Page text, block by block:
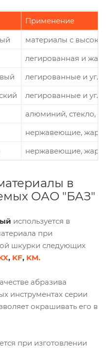
Применение
материалы с
легированная и
легированные и
легированные и
алюминий, стекло,
нержавеющие,
нержавеющие,
в
ОАО "БАЗ"
используется в
при
шкурки следующих
, KF, KM.
абразива
инструментах серии
окрашивать его в
при изготовлении